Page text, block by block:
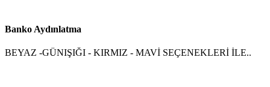
Banko Aydınlatma
BEYAZ -GÜNIŞIĞI - KIRMIZ - MAVİ SEÇENEKLERİ İLE..